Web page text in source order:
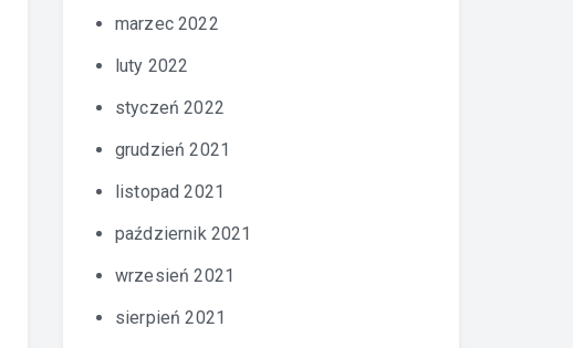
marzec 2022
luty 2022
styczeń 2022
grudzień 2021
listopad 2021
październik 2021
wrzesień 2021
sierpień 2021